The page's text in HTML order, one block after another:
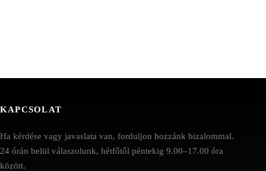
KAPCSOLAT
Ha kérdése vagy javaslata van, forduljon hozzánk bizalommal.
24 órán belül válaszolunk, hétfőtől péntekig 9.00–17.00 óra
között.